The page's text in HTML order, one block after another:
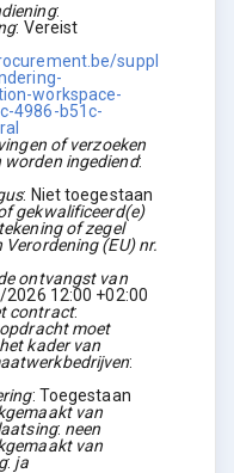
:
: Vereist
suppl
workspace-
4986-b51c-
of verzoeken
ingediend:
: Niet toegestaan
gekwalificeerd(e)
of zegel
(EU) nr.
ontvangst van
2026 12:00 +02:00
contract:
moet
kader van
:
: Toegestaan
van
: neen
van
: ja